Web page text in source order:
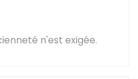
n'est exigée.